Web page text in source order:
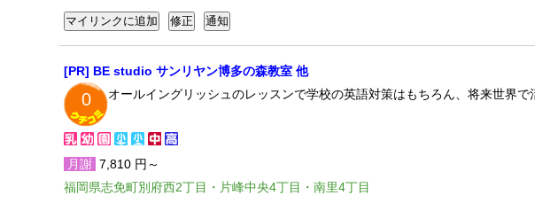
[PR] BE studio サンリヤン博多の森教室 他
0 オールイングリッシュのレッスンで学校の英語対策はもちろん、将来世界
月謝 7,810 円～
福岡県志免町別府西2丁目・片峰中央4丁目・南里4丁目